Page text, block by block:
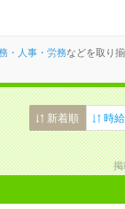
・人事・労務などを取り揃
新着順 時
掲